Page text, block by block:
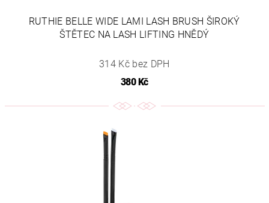
RUTHIE BELLE WIDE LAMI LASH BRUSH ŠIROKÝ
ŠTĚTEC NA LASH LIFTING HNĚDÝ
314 Kč bez DPH
380 Kč